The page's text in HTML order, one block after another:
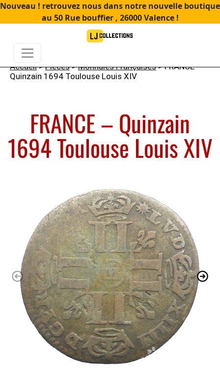
Nouveau ! retrouvez nous dans notre nouvelle boutique
au 50 Rue bouffier , 26000 Valence !
Accueil>Pièces>Monnaies Françaises> FRANCE –
Quinzain 1694 Toulouse Louis XIV
FRANCE – Quinzain
1694 Toulouse Louis XIV